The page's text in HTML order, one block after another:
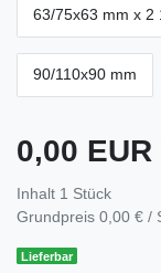
63/75x63 mm x 2
90/110x90 mm
0,00 EUR
Inhalt 1 Stück
Grundpreis 0,00 € /
Lieferbar